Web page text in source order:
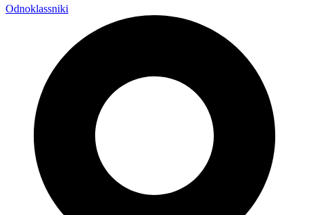
Odnoklassniki